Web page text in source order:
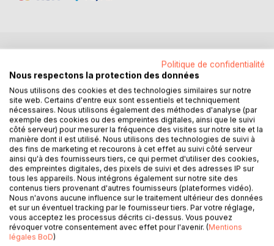
Résumé:
Que feriez-vous si vous faisiez soudainement un bel
héritage provenant d’une personne que vous ne
connaissiez pas ?
La vie de Gabrielle en est bouleversée. Cela déclenche la
rupture de son couple et son déménagement dans la
maison héritée, en Suisse. Une nouvelle vie, de nouveaux
amis, tout pourrait être parfait s’il n’y avait pas ce mystère
autour du défunt et toutes ces surprises concoctées.
Installez-vous confortablement pour passer un moment
plein de suspens, de surprises, d’émotions et de mystère
Politique de confidentialité
Nous respectons la protection des données
Nous utilisons des cookies et des technologies similaires sur notre
site web. Certains d'entre eux sont essentiels et techniquement
nécessaires. Nous utilisons également des méthodes d'analyse (par
exemple des cookies ou des empreintes digitales, ainsi que le suivi
côté serveur) pour mesurer la fréquence des visites sur notre site et la
manière dont il est utilisé. Nous utilisons des technologies de suivi à
des fins de marketing et recourons à cet effet au suivi côté serveur
ainsi qu'à des fournisseurs tiers, ce qui permet d'utiliser des cookies,
des empreintes digitales, des pixels de suivi et des adresses IP sur
tous les appareils. Nous intégrons également sur notre site des
contenus tiers provenant d'autres fournisseurs (plateformes vidéo).
Nous n'avons aucune influence sur le traitement ultérieur des données
et sur un éventuel tracking par le fournisseur tiers. Par votre réglage,
vous acceptez les processus décrits ci-dessus. Vous pouvez
révoquer votre consentement avec effet pour l'avenir. (Mentions
légales BoD)